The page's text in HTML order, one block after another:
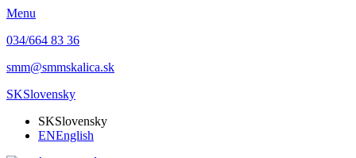
Menu
034/664 83 36
smm@smmskalica.sk
SKSlovensky
SKSlovensky
ENEnglish